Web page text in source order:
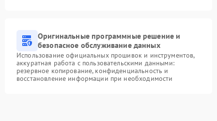
Оригинальные программные решение и
безопасное обслуживание данных
Использование официальных прошивок и инструментов,
аккуратная работа с пользовательскими данными:
резервное копирование, конфиденциальность и
восстановление информации при необходимости